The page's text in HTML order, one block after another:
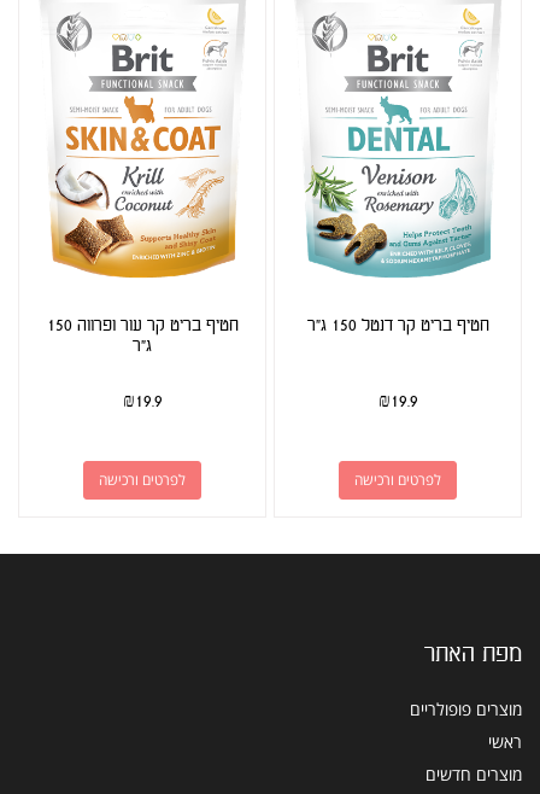
חטיף בריט קר דנטל 150 ג"ר
₪19.9
לפרטים ורכישה
חטיף בריט קר עור ופרווה 150
ג"ר
₪19.9
לפרטים ורכישה
מפת האתר
מוצרים פופולריים
ראשי
מוצרים חדשים